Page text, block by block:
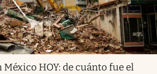
México HOY: de cuánto fue el